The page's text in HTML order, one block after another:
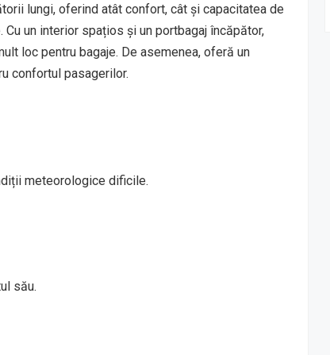
lungi, oferind atât confort, cât și capacitatea de
un interior spațios și un portbagaj încăpător,
loc pentru bagaje. De asemenea, oferă un
confortul pasagerilor.
meteorologice dificile.
său.